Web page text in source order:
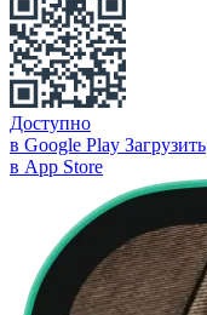
Доступно
в Google Play Загрузить
в App Store